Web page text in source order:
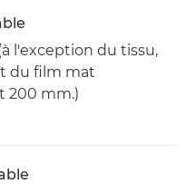
l'exception du tissu,
du film mat
200 mm.)